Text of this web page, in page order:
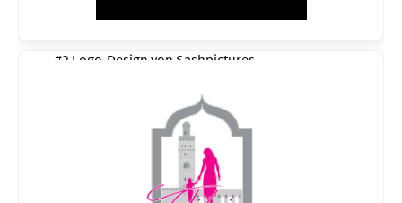
#2 Logo-Design von Sashpictures